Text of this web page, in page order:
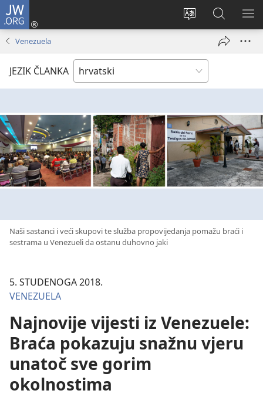
JW.ORG
Promijeni
Prijava
(otvara
prozor)
JW.ORG
|
Pretraga
Venezuela
JEZIK ČLANKA
Naši sastanci i veći skupovi te služba propovijedanja pomažu braći i
sestrama u Venezueli da ostanu duhovno jaki
5. STUDENOGA 2018.
VENEZUELA
Najnovije vijesti iz Venezuele:
Braća pokazuju snažnu vjeru
unatoč sve gorim
okolnostima